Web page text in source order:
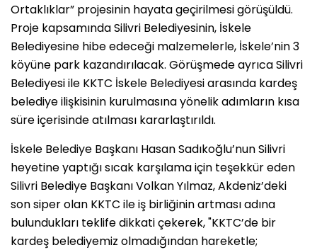
Ortaklıklar” projesinin hayata geçirilmesi görüşüldü.
Proje kapsamında Silivri Belediyesinin, İskele
Belediyesine hibe edeceği malzemelerle, İskele’nin 3
köyüne park kazandırılacak. Görüşmede ayrıca Silivri
Belediyesi ile KKTC İskele Belediyesi arasında kardeş
belediye ilişkisinin kurulmasına yönelik adımların kısa
süre içerisinde atılması kararlaştırıldı.
İskele Belediye Başkanı Hasan Sadıkoğlu’nun Silivri
heyetine yaptığı sıcak karşılama için teşekkür eden
Silivri Belediye Başkanı Volkan Yılmaz, Akdeniz’deki
son siper olan KKTC ile iş birliğinin artması adına
bulundukları teklife dikkati çekerek, "KKTC’de bir
kardeş belediyemiz olmadığından hareketle;